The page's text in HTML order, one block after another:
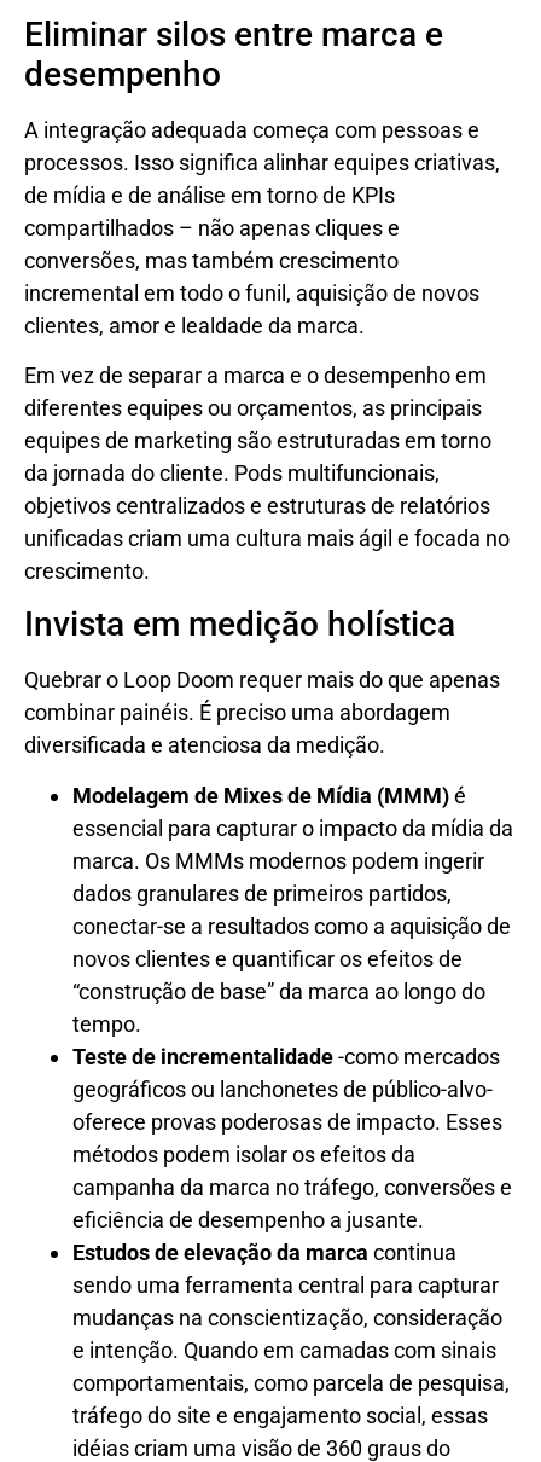
Eliminar silos entre marca e
desempenho
A integração adequada começa com pessoas e
processos. Isso significa alinhar equipes criativas,
de mídia e de análise em torno de KPIs
compartilhados – não apenas cliques e
conversões, mas também crescimento
incremental em todo o funil, aquisição de novos
clientes, amor e lealdade da marca.
Em vez de separar a marca e o desempenho em
diferentes equipes ou orçamentos, as principais
equipes de marketing são estruturadas em torno
da jornada do cliente. Pods multifuncionais,
objetivos centralizados e estruturas de relatórios
unificadas criam uma cultura mais ágil e focada no
crescimento.
Invista em medição holística
Quebrar o Loop Doom requer mais do que apenas
combinar painéis. É preciso uma abordagem
diversificada e atenciosa da medição.
Modelagem de Mixes de Mídia (MMM)é
essencial para capturar o impacto da mídia da
marca. Os MMMs modernos podem ingerir
dados granulares de primeiros partidos,
conectar-se a resultados como a aquisição de
novos clientes e quantificar os efeitos de
“construção de base” da marca ao longo do
tempo.
Teste de incrementalidade-como mercados
geográficos ou lanchonetes de público-alvo-
oferece provas poderosas de impacto. Esses
métodos podem isolar os efeitos da
campanha da marca no tráfego, conversões e
eficiência de desempenho a jusante.
Estudos de elevação da marca continua
sendo uma ferramenta central para capturar
mudanças na conscientização, consideração
e intenção. Quando em camadas com sinais
comportamentais, como parcela de pesquisa,
tráfego do site e engajamento social, essas
idéias criam uma visão de 360 ​​graus do